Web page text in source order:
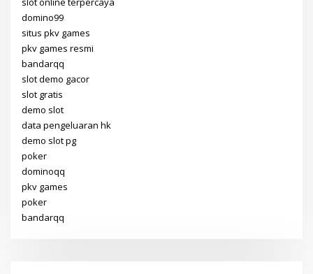
domino99
situs pkv games
pkv games resmi
bandarqq
slot demo gacor
slot gratis
demo slot
data pengeluaran hk
demo slot pg
poker
dominoqq
pkv games
poker
bandarqq